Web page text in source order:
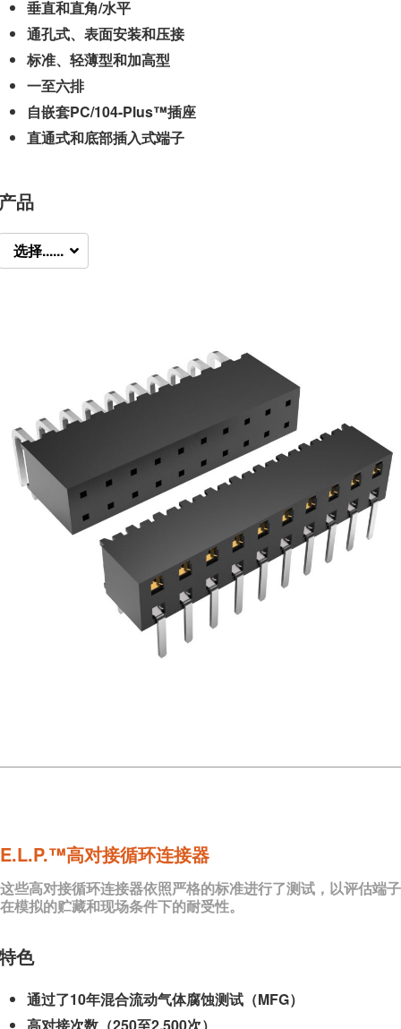
垂直和直角/水平
通孔式、表面安装和压接
标准、轻薄型和加高型
一至六排
自嵌套PC/104-Plus™插座
直通式和底部插入式端子
品
选择......
E.L.P.™高对接循环连接器
这些高对接循环连接器依照严格的标准进行了测试，以评估端子
在模拟的贮藏和现场条件下的耐受性。
色
通过了10年混合流动气体腐蚀测试（MFG）